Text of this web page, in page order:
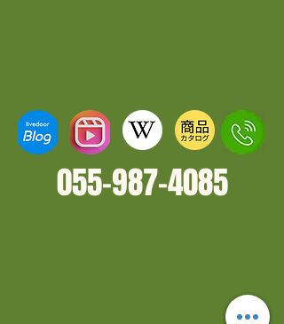
055-987-4085